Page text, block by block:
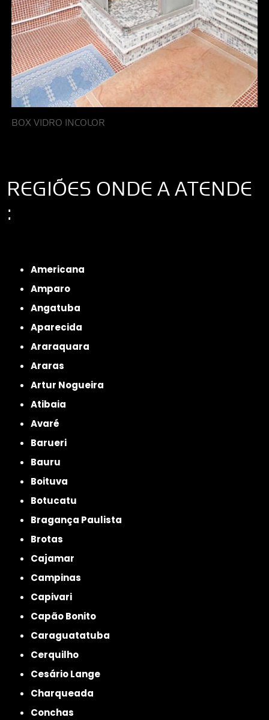
BOX VIDRO INCOLOR
REGIÕES ONDE A ATENDE
:
Americana
Amparo
Angatuba
Aparecida
Araraquara
Araras
Artur Nogueira
Atibaia
Avaré
Barueri
Bauru
Boituva
Botucatu
Bragança Paulista
Brotas
Cajamar
Campinas
Capivari
Capão Bonito
Caraguatatuba
Cerquilho
Cesário Lange
Charqueada
Conchas